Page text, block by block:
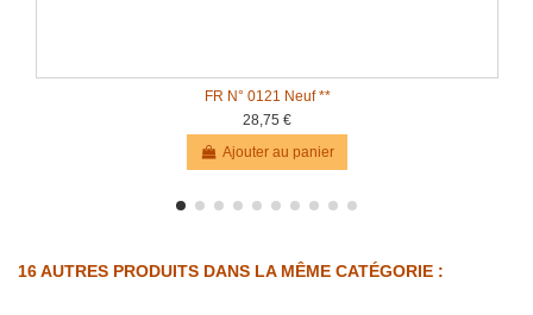
FR N° 0121 Neuf **
28,75 €
Ajouter au panier
16 AUTRES PRODUITS DANS LA MÊME CATÉGORIE :